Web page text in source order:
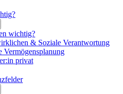
wichtig?
& Soziale Verantwortung
Vermögensplanung
privat